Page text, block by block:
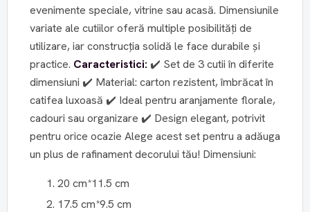
evenimente speciale, vitrine sau acasă. Dimensiunile
variate ale cutiilor oferă multiple posibilități de
utilizare, iar construcția solidă le face durabile și
practice. Caracteristici: ✔️ Set de 3 cutii în diferite
dimensiuni ✔️ Material: carton rezistent, îmbrăcat în
catifea luxoasă ✔️ Ideal pentru aranjamente florale,
cadouri sau organizare ✔️ Design elegant, potrivit
pentru orice ocazie Alege acest set pentru a adăuga
un plus de rafinament decorului tău! Dimensiuni:
20 cm*11.5 cm
17.5 cm*9.5 cm